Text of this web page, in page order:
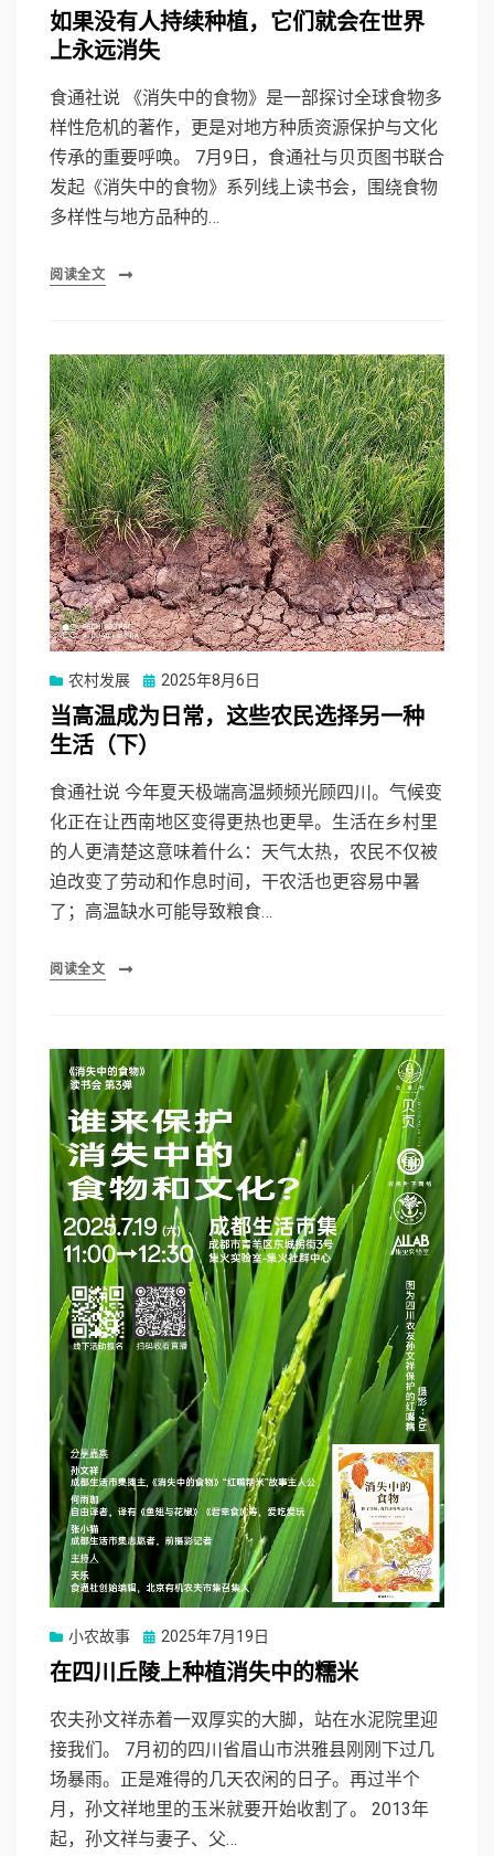
on
如果没有人持续种植，它们就会在世界
上永远消失
食通社说 《消失中的食物》是一部探讨全球食物多
样性危机的著作，更是对地方种质资源保护与文化
传承的重要呼唤。 7月9日，食通社与贝页图书联合
发起《消失中的食物》系列线上读书会，围绕食物
多样性与地方品种的…
阅读全文
农村发展
Posted
on
2025年8月6日
当高温成为日常，这些农民选择另一种
生活（下）
食通社说 今年夏天极端高温频频光顾四川。气候变
化正在让西南地区变得更热也更旱。生活在乡村里
的人更清楚这意味着什么：天气太热，农民不仅被
迫改变了劳动和作息时间，干农活也更容易中暑
了；高温缺水可能导致粮食…
阅读全文
小农故事
Posted
on
2025年7月19日
在四川丘陵上种植消失中的糯米
农夫孙文祥赤着一双厚实的大脚，站在水泥院里迎
接我们。 7月初的四川省眉山市洪雅县刚刚下过几
场暴雨。正是难得的几天农闲的日子。再过半个
月，孙文祥地里的玉米就要开始收割了。 2013年
起，孙文祥与妻子、父…